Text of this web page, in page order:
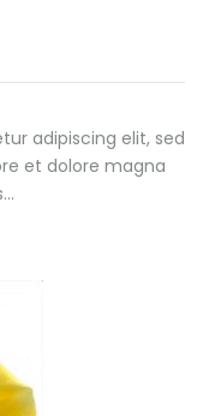
adipiscing elit, sed
et dolore magna